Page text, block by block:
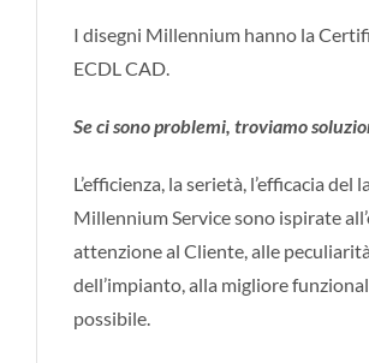
I disegni Millennium hanno la
ECDL CAD.
Se ci sono problemi, troviamo
L’efficienza, la serietà, l’efficacia del
Millennium Service sono ispirate
attenzione al Cliente, alle peculiarità
dell’impianto, alla migliore
possibile.